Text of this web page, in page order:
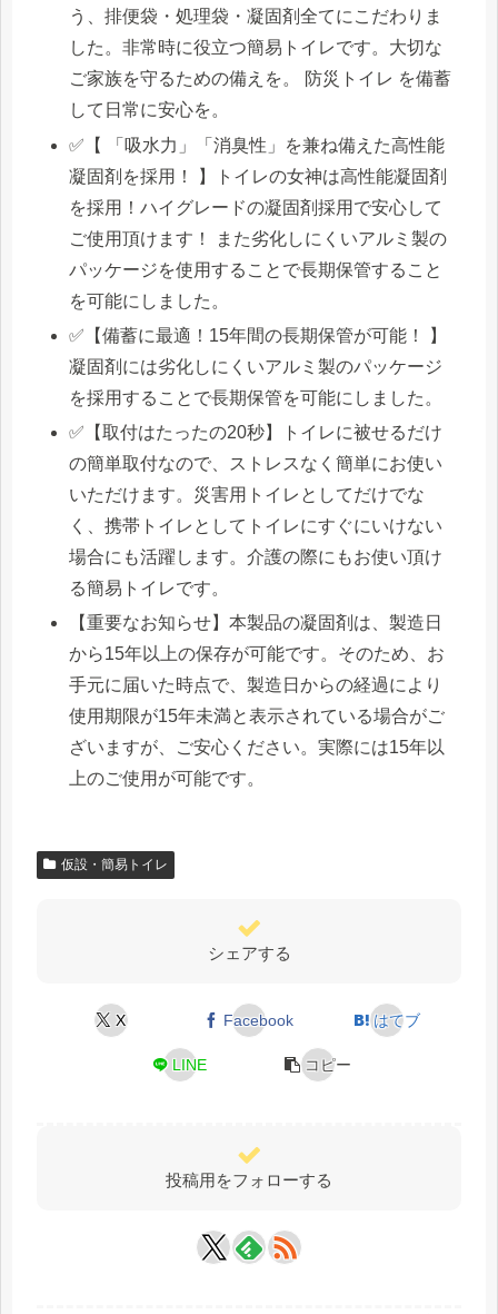
う、排便袋・処理袋・凝固剤全てにこだわりま
した。非常時に役立つ簡易トイレです。大切な
ご家族を守るための備えを。 防災トイレ を備蓄
して日常に安心を。
✅【 「吸水力」「消臭性」を兼ね備えた高性能
凝固剤を採用！ 】トイレの女神は高性能凝固剤
を採用！ハイグレードの凝固剤採用で安心して
ご使用頂けます！ また劣化しにくいアルミ製の
パッケージを使用することで長期保管すること
を可能にしました。
✅【備蓄に最適！15年間の長期保管が可能！ 】
凝固剤には劣化しにくいアルミ製のパッケージ
を採用することで長期保管を可能にしました。
✅【取付はたったの20秒】トイレに被せるだけ
の簡単取付なので、ストレスなく簡単にお使い
いただけます。災害用トイレとしてだけでな
く、携帯トイレとしてトイレにすぐにいけない
場合にも活躍します。介護の際にもお使い頂け
る簡易トイレです。
【重要なお知らせ】本製品の凝固剤は、製造日
から15年以上の保存が可能です。そのため、お
手元に届いた時点で、製造日からの経過により
使用期限が15年未満と表示されている場合がご
ざいますが、ご安心ください。実際には15年以
上のご使用が可能です。
仮設・簡易トイレ
シェアする
X Facebook はてブ
LINE コピー
投稿用をフォローする